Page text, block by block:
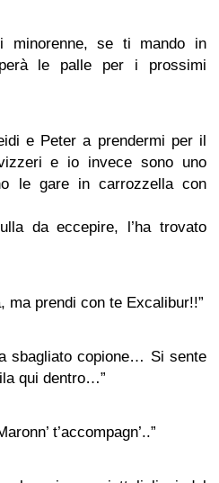
minorenne, se ti mando in
le palle per i prossimi
e Peter a prendermi per il
e io invece sono uno
le gare in carrozzella con
da eccepire, l’ha trovato
prendi con te Excalibur!!”
sbagliato copione… Si sente
qui dentro…”
t’accompagn’..”